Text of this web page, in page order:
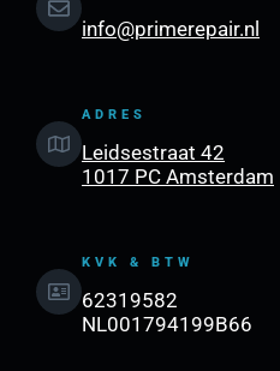
info@primerepair.nl
ADRES
Leidsestraat 42
1017 PC Amsterdam
KVK & BTW
62319582
NL001794199B66